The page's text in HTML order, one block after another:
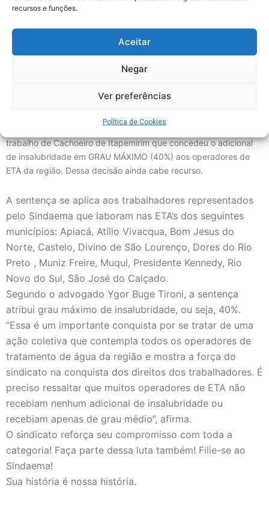
recursos e funções.
Aceitar
Negar
Ver preferências
Política de Cookies
trabalho de Cachoeiro de Itapemirim que concedeu o adicional
de insalubridade em GRAU MÁXIMO (40%) aos operadores de
ETA da região. Dessa decisão ainda cabe recurso.
A sentença se aplica aos trabalhadores representados
pelo Sindaema que laboram nas ETA’s dos seguintes
municípios: Apiacá, Atílio Vivacqua, Bom Jesus do
Norte, Castelo, Divino de São Lourenço, Dores do Rio
Preto , Muniz Freire, Muqui, Presidente Kennedy, Rio
Novo do Sul, São José do Calçado.
Segundo o advogado Ygor Buge Tironi, a sentença
atribui grau máximo de insalubridade, ou seja, 40%.
“Essa é um importante conquista por se tratar de uma
ação coletiva que contempla todos os operadores de
tratamento de água da região e mostra a força do
sindicato na conquista dos direitos dos trabalhadores. É
preciso ressaltar que muitos operadores de ETA não
recebiam nenhum adicional de insalubridade ou
recebiam apenas de grau médio”, afirma.
O sindicato reforça seu compromisso com toda a
categoria! Faça parte dessa luta também! Filie-se ao
Sindaema!
Sua história é nossa história.